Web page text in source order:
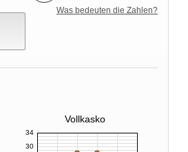
Was bedeuten die Zahlen?
Vollkasko
30
34